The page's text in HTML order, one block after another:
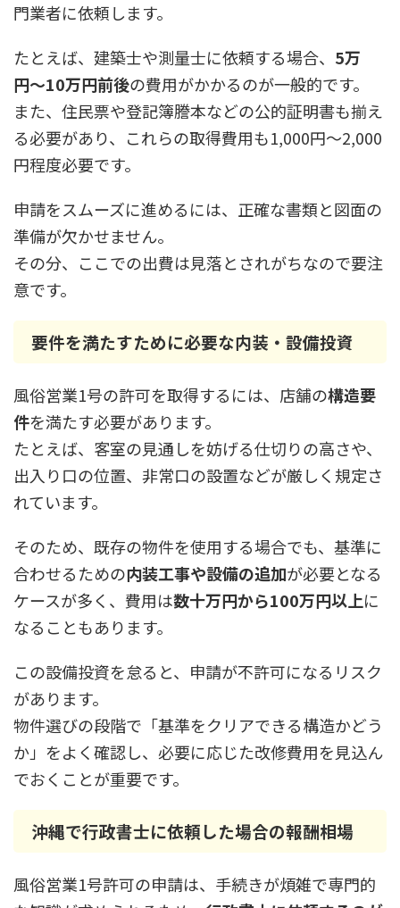
門業者に依頼します。
たとえば、建築士や測量士に依頼する場合、 5万
円〜10万円前後の費用がかかるのが一般的です。
また、住民票や登記簿謄本などの公的証明書も揃え
る必要があり、これらの取得費用も1,000円〜2,000
円程度必要です。
申請をスムーズに進めるには、正確な書類と図面の
準備が欠かせません。
その分、ここでの出費は見落とされがちなので要注
意です。
要件を満たすために必要な内装・設備投資
風俗営業1号の許可を取得するには、店舗の構造要
件を満たす必要があります。
たとえば、客室の見通しを妨げる仕切りの高さや、
出入り口の位置、非常口の設置などが厳しく規定さ
れています。
そのため、既存の物件を使用する場合でも、基準に
合わせるための内装工事や設備の追加が必要となる
ケースが多く、費用は数十万円から100万円以上に
なることもあります。
この設備投資を怠ると、申請が不許可になるリスク
があります。
物件選びの段階で「基準をクリアできる構造かどう
か」をよく確認し、必要に応じた改修費用を見込ん
でおくことが重要です。
沖縄で行政書士に依頼した場合の報酬相場
風俗営業1号許可の申請は、手続きが煩雑で専門的